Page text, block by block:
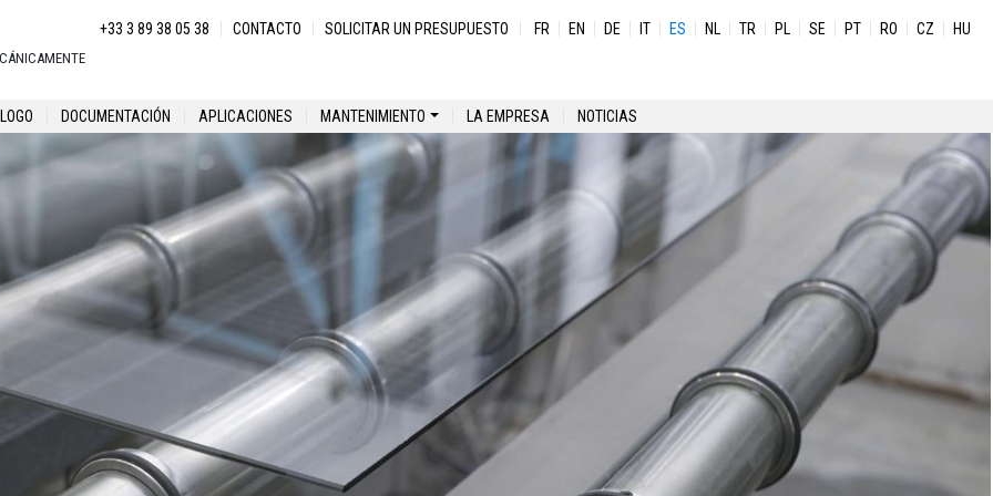
Menu secondaire
+33 3 89 38 05 38 CONTACTO SOLICITAR UN PRESUPUESTO FR EN DE IT ES NL TR PL SE PT RO CZ HU
principal
DOCUMENTACIÓN APLICACIONES MANTENIMIENTO LA EMPRESA NOTICIAS